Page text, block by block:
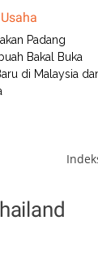
Padang
Bakal Buka
di Malaysia